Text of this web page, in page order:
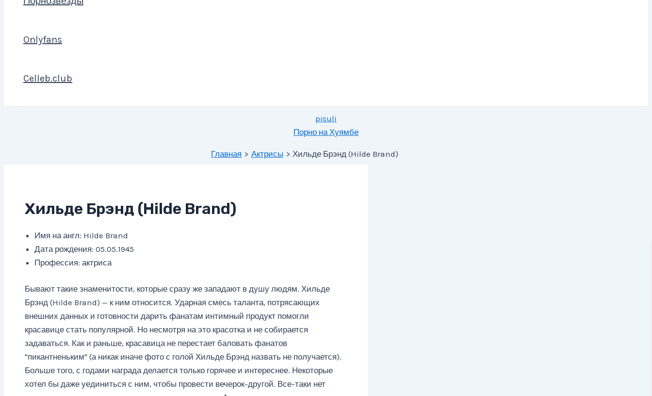
Onlyfans
Celleb.club
pisuli
Порно на Хуямбе
Главная Актрисы Хильде Брэнд (Hilde Brand)
Хильде Брэнд (Hilde Brand)
Имя на англ: Hilde Brand
Дата рождения: 05.05.1945
Профессия: актриса
Бывают такие знаменитости, которые сразу же западают в душу людям. Хильде
Брэнд (Hilde Brand) — к ним относится. Ударная смесь таланта, потрясающих
внешних данных и готовности дарить фанатам интимный продукт помогли
красавице стать популярной. Но несмотря на это красотка и не собирается
задаваться. Как и раньше, красавица не перестает баловать фанатов
"пикантненьким" (а никак иначе фото с голой Хильде Брэнд назвать не получается).
Больше того, с годами награда делается только горячее и интереснее. Некоторые
хотел бы даже уединиться с ним, чтобы провести вечерок-другой. Все-таки нет